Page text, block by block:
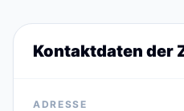
Kontaktdaten der
ADRESSE